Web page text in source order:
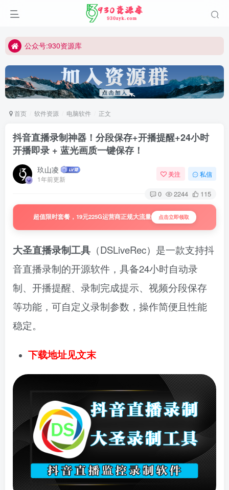
公众号:930资源库
首页 软件资源 电脑软件 正文
抖音直播录制神器！分段保存+开播提醒+24小时
开播即录 + 蓝光画质一键保存！
玖山凌
1年前更新
关注 私信
0 2244 115
超值限时套餐，19元225G运营商正规大流量 点击立即领取
大圣直播录制工具 （DSLiveRec）是一款支持抖
音直播录制的开源软件，具备24小时自动录
制、开播提醒、录制完成提示、视频分段保存
等功能，可自定义录制参数，操作简便且性能
稳定。
下载地址见文末